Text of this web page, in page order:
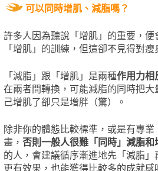
可以同時增肌、減脂嗎？
許多人因為聽說「增肌」的重要，
「增肌」的訓練，但這卻不見得對瘦
「減脂」跟「增肌」是兩種作用力相
在兩者間轉換，可能減脂的同時把
己增肌了卻只是增胖（驚）。
除非你的體態比較標準，或是有專
畫， 否則一般人很難「同時」減脂和
的人，會建議循序漸進地先「減脂
更有效果，也能獲得比較多的成就感